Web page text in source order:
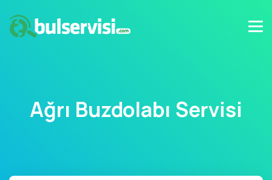
Ağrı Buzdolabı Servisi